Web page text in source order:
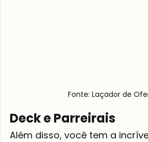
Fonte: Laçador de
Deck e Parreirais
Além disso, você tem a